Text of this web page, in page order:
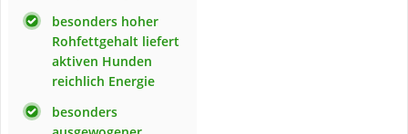
besonders hoher
Rohfettgehalt liefert
aktiven Hunden
reichlich Energie
besonders